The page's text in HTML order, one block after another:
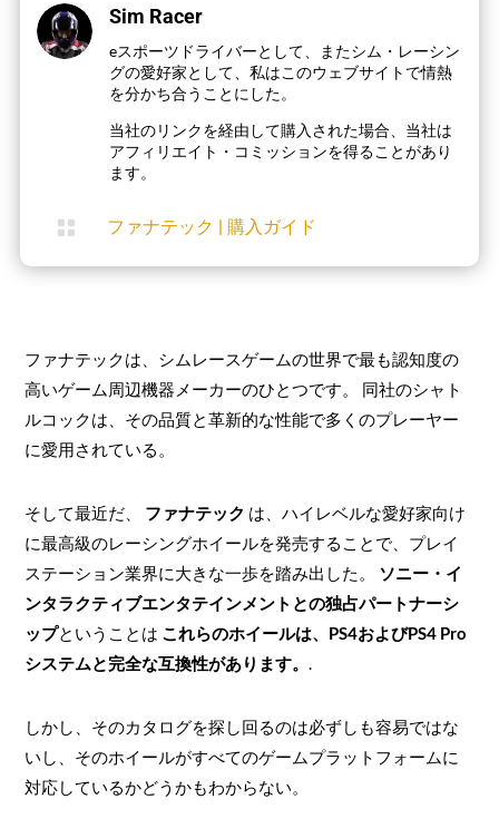
Sim Racer
eスポーツドライバーとして、またシム・レーシン
グの愛好家として、私はこのウェブサイトで情熱
を分かち合うことにした。
当社のリンクを経由して購入された場合、当社は
アフィリエイト・コミッションを得ることがあり
ます。
 ファナテック | 購入ガイド
ファナテックは、シムレースゲームの世界で最も認知度の
高いゲーム周辺機器メーカーのひとつです。 同社のシャト
ルコックは、その品質と革新的な性能で多くのプレーヤー
に愛用されている。
そして最近だ、 ファナテック は、ハイレベルな愛好家向け
に最高級のレーシングホイールを発売することで、プレイ
ステーション業界に大きな一歩を踏み出した。 ソニー・イ
ンタラクティブエンタテインメントとの独占パートナーシ
ップということは これらのホイールは、PS4およびPS4 Pro
システムと完全な互換性があります。 .
しかし、そのカタログを探し回るのは必ずしも容易ではな
いし、そのホイールがすべてのゲームプラットフォームに
対応しているかどうかもわからない。